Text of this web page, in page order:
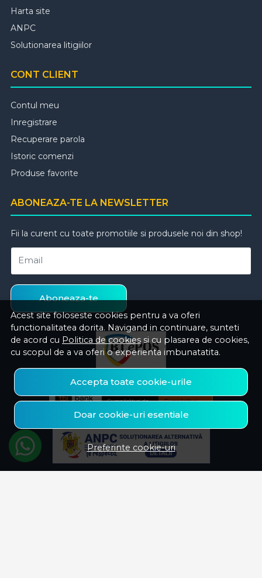
Acest site foloseste cookies pentru a va oferi
functionalitatea dorita. Navigand in continuare, sunteti
de acord cu Politica de cookies si cu plasarea de cookies,
cu scopul de a va oferi o experienta imbunatatita.
Accepta toate cookie-urile
Doar cookie-uri esentiale
Preferinte cookie-uri
Harta site
ANPC
Solutionarea litigiilor
CONT CLIENT
Contul meu
Inregistrare
Recuperare parola
Istoric comenzi
Produse favorite
ABONEAZA-TE LA NEWSLETTER
Fii la curent cu toate promotiile si produsele noi din shop!
Email
Aboneaza-te